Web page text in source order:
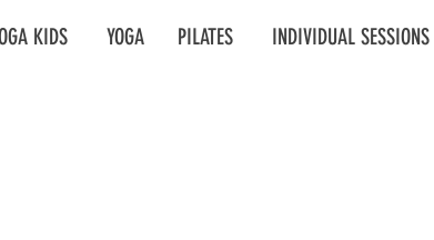
KIDS YOGA PILATES INDIVIDUAL SESSIONS